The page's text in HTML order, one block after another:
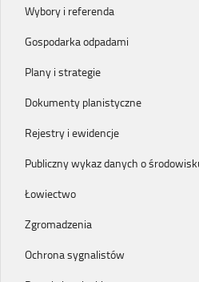
Wybory i referenda
Gospodarka odpadami
Plany i strategie
Dokumenty planistyczne
Rejestry i ewidencje
Publiczny wykaz danych o
Łowiectwo
Zgromadzenia
Ochrona sygnalistów